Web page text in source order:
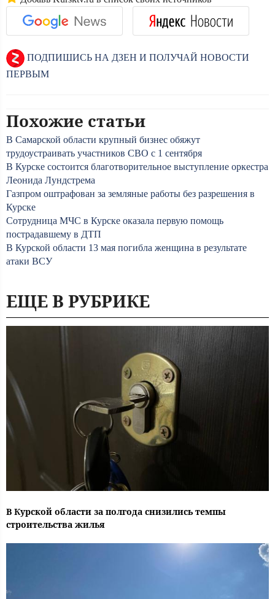
ПОДПИШИСЬ НА ДЗЕН И ПОЛУЧАЙ НОВОСТИ
ПЕРВЫМ
Похожие статьи
В Самарской области крупный бизнес обяжут
трудоустраивать участников СВО с 1 сентября
В Курске состоится благотворительное выступление оркестра
Леонида Лундстрема
Газпром оштрафован за земляные работы без разрешения в
Курске
Сотрудница МЧС в Курске оказала первую помощь
пострадавшему в ДТП
В Курской области 13 мая погибла женщина в результате
атаки ВСУ
ЕЩЕ В РУБРИКЕ
В Курской области за полгода снизились темпы
строительства жилья